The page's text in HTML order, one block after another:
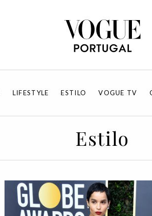
LIFESTYLE ESTILO VOGUE TV
Estilo